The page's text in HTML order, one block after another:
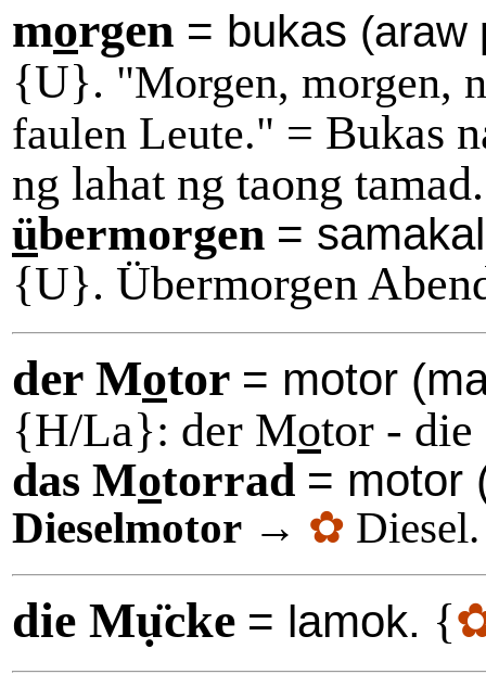
morgen = bukas (araw
{U}. "Morgen, morgen,
faulen Leute." = Bukas
ng lahat ng taong tamad.
übermorgen =
{U}. Übermorgen
der Motor = motor
{H/La}: der Motor -
das Motorrad = motor
Dieselmotor → ✿ Diesel.
die Mụ̈cke = lamok. {